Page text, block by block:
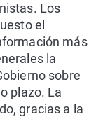
Los
el
más
la
sobre
plazo. La
gracias a la